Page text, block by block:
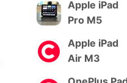
Apple iPad
Pro M5
Apple iPad
Air M3